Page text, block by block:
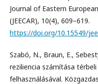
Journal of Eastern
(JEECAR), 10(4), 609–619.
https://doi.org/10.15549/
Szabó, N., Braun, E.,
reziliencia számítása
felhasználásával.